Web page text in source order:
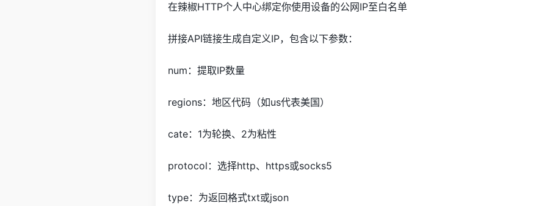
在辣椒HTTP个人中心绑定你使用设备的公网IP至白名单
拼接API链接生成自定义IP，包含以下参数：
num：提取IP数量
regions：地区代码（如us代表美国）
cate：1为轮换、2为粘性
protocol：选择http、https或socks5
type：为返回格式txt或json